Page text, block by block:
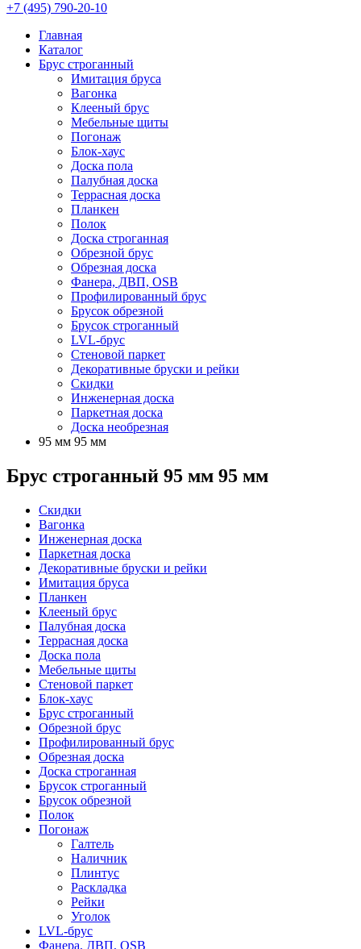
+7 (495) 790-20-10
Главная
Каталог
Брус строганный
Имитация бруса
Вагонка
Клееный брус
Мебельные щиты
Погонаж
Блок-хаус
Доска пола
Палубная доска
Террасная доска
Планкен
Полок
Доска строганная
Обрезной брус
Обрезная доска
Фанера, ДВП, OSB
Профилированный брус
Брусок обрезной
Брусок строганный
LVL-брус
Стеновой паркет
Декоративные бруски и рейки
Скидки
Инженерная доска
Паркетная доска
Доска необрезная
95 мм 95 мм
Брус строганный 95 мм 95 мм
Скидки
Вагонка
Инженерная доска
Паркетная доска
Декоративные бруски и рейки
Имитация бруса
Планкен
Клееный брус
Палубная доска
Террасная доска
Доска пола
Мебельные щиты
Стеновой паркет
Блок-хаус
Брус строганный
Обрезной брус
Профилированный брус
Обрезная доска
Доска строганная
Брусок строганный
Брусок обрезной
Полок
Погонаж
Галтель
Наличник
Плинтус
Раскладка
Рейки
Уголок
LVL-брус
Фанера, ДВП, OSB